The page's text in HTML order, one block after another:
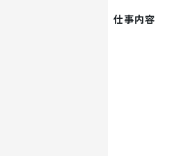
仕事内容